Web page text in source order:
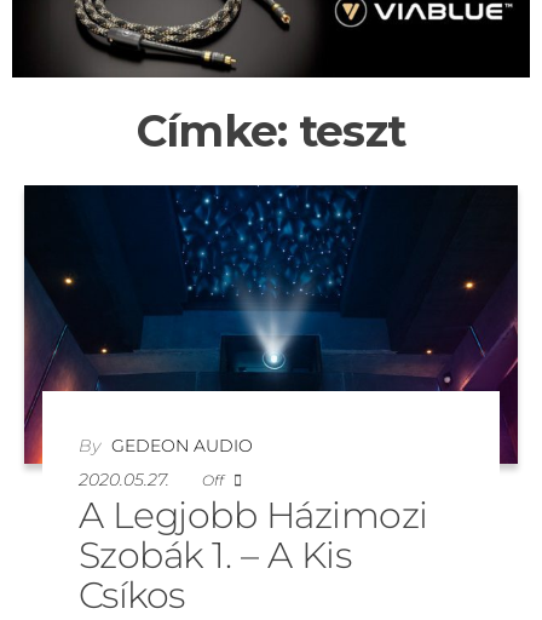
Címke: teszt
By GEDEON AUDIO
2020.05.27.
Off
A Legjobb Házimozi
Szobák 1. – A Kis
Csíkos